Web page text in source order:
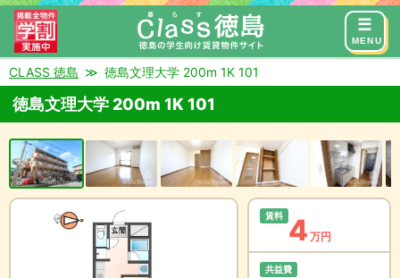
MENU
来店予約 お問い合わせ
CLASS 徳島 徳島文理大学 200m 1K 101
徳島文理大学 200m 1K 101
賃料 4 万円
共益費